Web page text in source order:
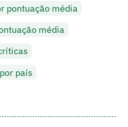
pontuação média
média
país